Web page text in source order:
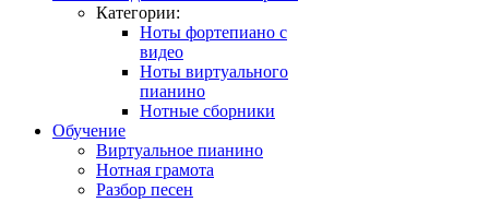
Категории:
Ноты фортепиано с
видео
Ноты виртуального
пианино
Нотные сборники
Обучение
Виртуальное пианино
Нотная грамота
Разбор песен